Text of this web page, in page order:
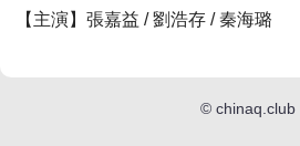
【主演】張嘉益 / 劉浩存 / 秦海璐
© chinaq.club